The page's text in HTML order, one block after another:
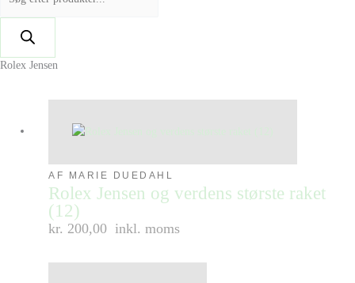
Rolex Jensen
AF MARIE DUEDAHL
Rolex Jensen og verdens største raket
(12)
kr. 200,00 inkl. moms